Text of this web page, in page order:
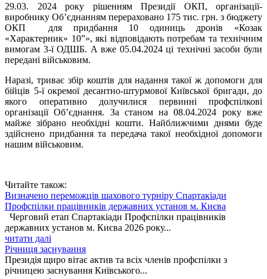
29.03. 2024 року рішенням Президії ОКП, організації-
виробнику Об’єднанням перераховано 175 тис. грн. з бюджету
ОКП для придбання 10 одиниць дронів «Козак
«Характерник» 10”», які відповідають потребам та технічним
вимогам 3-ї ОДШБ. А вже 05.04.2024 ці технічні засоби були
передані військовим.
Наразі, триває збір коштів для надання такої ж допомоги для
бійців 5-ї окремої десантно-штурмової Київської бригади, до
якого оперативно долучилися первинні профспілкові
організації Об’єднання. За станом на 08.04.2024 року вже
майже зібрано необхідні кошти. Найближчими днями буде
здійснено придбання та передача такої необхідної допомоги
нашим військовим.
Читайте також:
Визначено переможців шахового турніру Спартакіади
Профспілки працівників державних установ м. Києва
Черговий етап Спартакіади Профспілки працівників
державних установ м. Києва 2026 року...
читати далі
Річниця заснування
Президія щиро вітає актив та всіх членів профспілки з
річницею заснування Київського...